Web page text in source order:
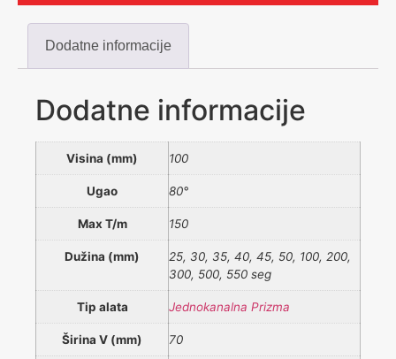
Dodatne informacije
Dodatne informacije
Visina (mm) 100
Ugao 80°
Max T/m 150
Dužina (mm)
25, 30, 35, 40, 45, 50, 100, 200,
300, 500, 550 seg
Tip alata Jednokanalna Prizma
Širina V (mm) 70